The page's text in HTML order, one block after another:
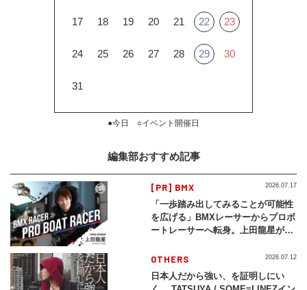
17 18 19 20 21 22 23
24 25 26 27 28 29 30
31
●今日 ○イベント開催日
編集部おすすめ記事
[PR] BMX
「一歩踏み出してみることが可能性
を広げる」BMXレーサーからプロボ
ートレーサーへ転身。上田龍星が体
2026.07.17
OTHERS
日本人だから強い、を証明しにい
2026.07.12